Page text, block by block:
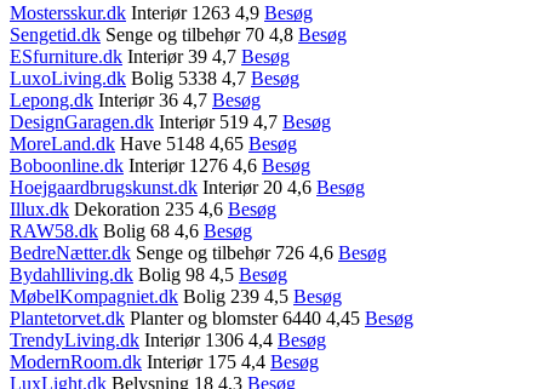
Mostersskur.dk Interiør 1263 4,9 Besøg
Sengetid.dk Senge og tilbehør 70 4,8 Besøg
ESfurniture.dk Interiør 39 4,7 Besøg
LuxoLiving.dk Bolig 5338 4,7 Besøg
Lepong.dk Interiør 36 4,7 Besøg
DesignGaragen.dk Interiør 519 4,7 Besøg
MoreLand.dk Have 5148 4,65 Besøg
Boboonline.dk Interiør 1276 4,6 Besøg
Hoejgaardbrugskunst.dk Interiør 20 4,6 Besøg
Illux.dk Dekoration 235 4,6 Besøg
RAW58.dk Bolig 68 4,6 Besøg
BedreNætter.dk Senge og tilbehør 726 4,6 Besøg
Bydahlliving.dk Bolig 98 4,5 Besøg
MøbelKompagniet.dk Bolig 239 4,5 Besøg
Plantetorvet.dk Planter og blomster 6440 4,45 Besøg
TrendyLiving.dk Interiør 1306 4,4 Besøg
ModernRoom.dk Interiør 175 4,4 Besøg
LuxLight.dk Belysning 18 4,3 Besøg